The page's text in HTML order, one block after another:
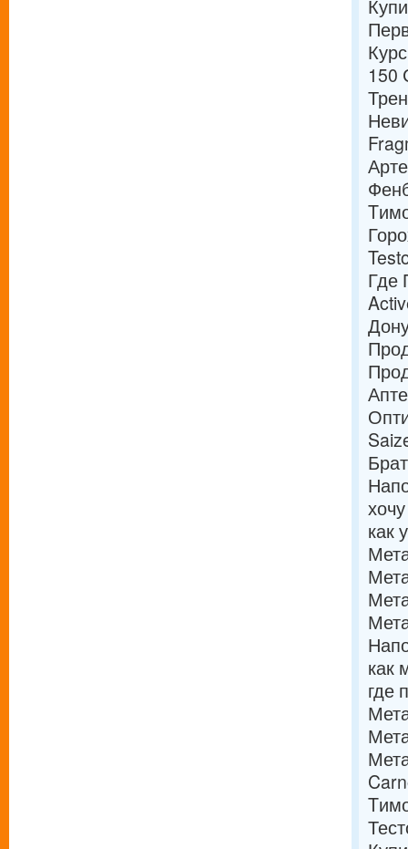
150
Где
как
как
где